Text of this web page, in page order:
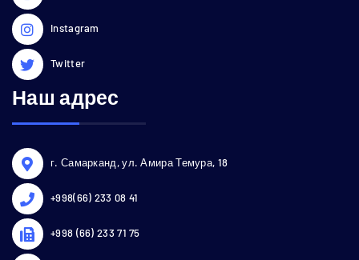
Instagram
Twitter
Наш адрес
г. Самарканд, ул. Амира Темура, 18
+998(66) 233 08 41
+998 (66) 233 71 75